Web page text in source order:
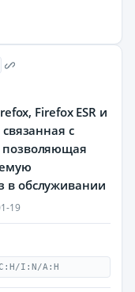
Firefox ESR и
с
позволяющая
в обслуживании
19
I:N/A:H